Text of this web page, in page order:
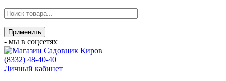
- мы в соцсетях
(8332) 48-40-40
Личный кабинет